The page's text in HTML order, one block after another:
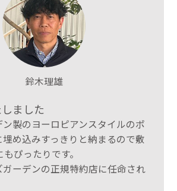
鈴木理雄
ました
ン製のヨーロピアンスタイルのポ
埋め込みすっきりと納まるので敷
ぴったりです。
ガーデンの正規特約店に任命され